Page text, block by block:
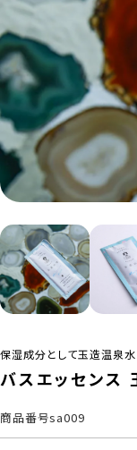
保湿成分として玉造温泉
バスエッセンス
商品番号sa009